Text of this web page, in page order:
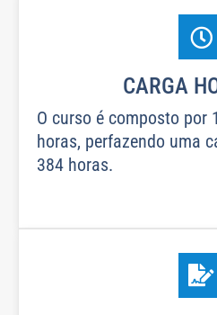
O curso é composto por
horas, perfazendo uma
384 horas.
CARGA